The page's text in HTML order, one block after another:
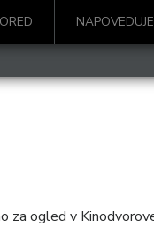
ogled v